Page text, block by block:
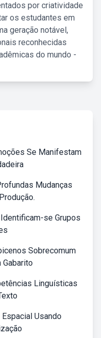
por criatividade
os estudantes em
geração notável,
reconhecidas
do mundo -
Se Manifestam
Mudanças
se Grupos
Sobrecomum
Gabarito
Linguísticas
Usando